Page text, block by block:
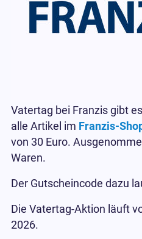
Vatertag bei Franzis gibt
alle Artikel im Franzis-
von 30 Euro.
Waren.
Der Gutscheincode dazu
Die Vatertag-Aktion läuft
2026.